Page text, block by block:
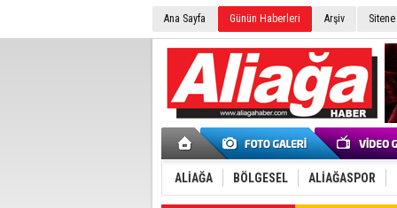
Ana Sayfa Günün Haberleri Arşiv
ALİAĞA BÖLGESEL ALİAĞASPOR